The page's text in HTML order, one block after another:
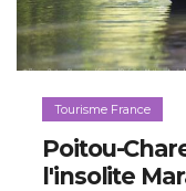
Tourisme France
Poitou-
l'insolite